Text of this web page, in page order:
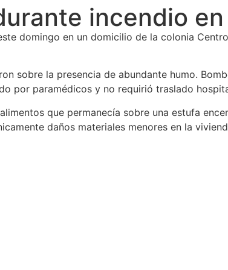
incendio
domingo en un domicilio de la colonia
sobre la presencia de abundante humo.
por paramédicos y no requirió traslado
que permanecía sobre una estufa
daños materiales menores en la